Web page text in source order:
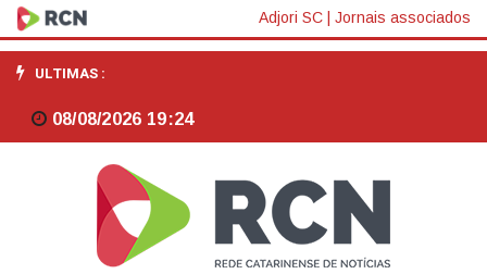
Pesquisa
inédita
revela
Adjori SC Jornais associados
ULTIMAS :
08/08/2026 19:24